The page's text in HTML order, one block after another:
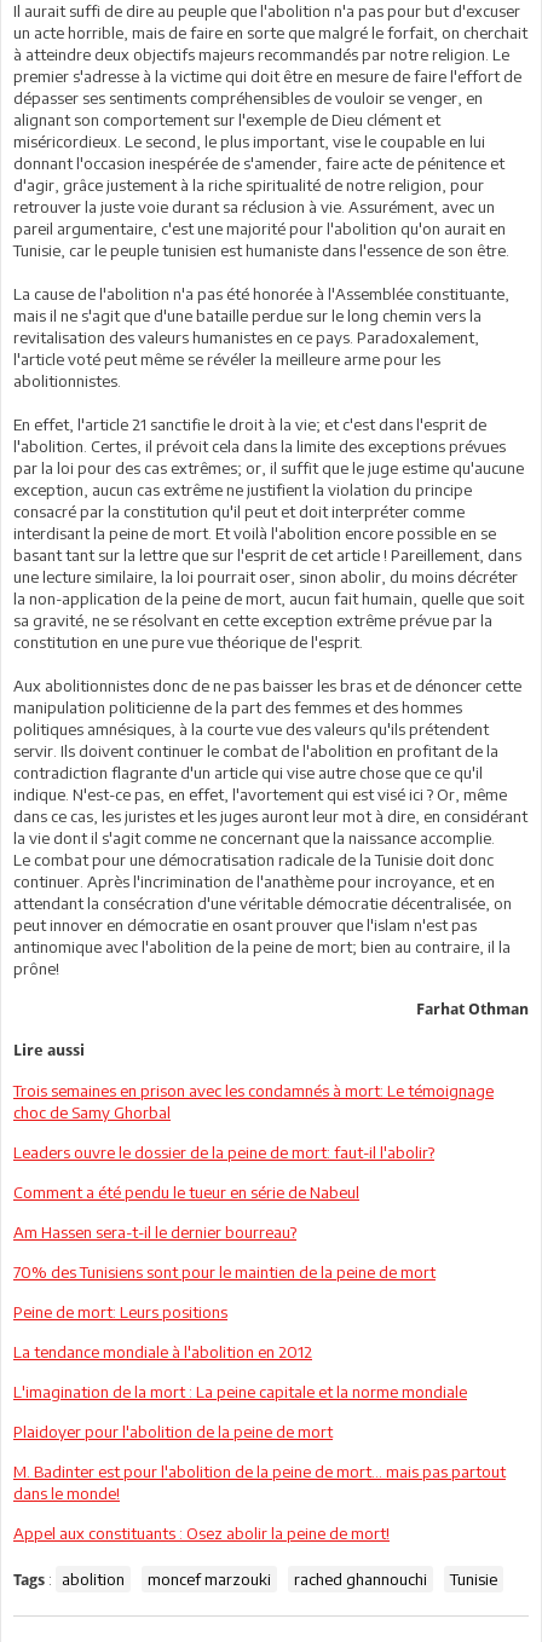
Il aurait suffi de dire au peuple que l'abolition n'a pas pour but d'excuser
un acte horrible, mais de faire en sorte que malgré le forfait, on cherchait
à atteindre deux objectifs majeurs recommandés par notre religion. Le
premier s'adresse à la victime qui doit être en mesure de faire l'effort de
dépasser ses sentiments compréhensibles de vouloir se venger, en
alignant son comportement sur l'exemple de Dieu clément et
miséricordieux. Le second, le plus important, vise le coupable en lui
donnant l'occasion inespérée de s'amender, faire acte de pénitence et
d'agir, grâce justement à la riche spiritualité de notre religion, pour
retrouver la juste voie durant sa réclusion à vie. Assurément, avec un
pareil argumentaire, c'est une majorité pour l'abolition qu'on aurait en
Tunisie, car le peuple tunisien est humaniste dans l'essence de son être.
La cause de l'abolition n'a pas été honorée à l'Assemblée constituante,
mais il ne s'agit que d'une bataille perdue sur le long chemin vers la
revitalisation des valeurs humanistes en ce pays. Paradoxalement,
l'article voté peut même se révéler la meilleure arme pour les
abolitionnistes.
En effet, l'article 21 sanctifie le droit à la vie; et c'est dans l'esprit de
l'abolition. Certes, il prévoit cela dans la limite des exceptions prévues
par la loi pour des cas extrêmes; or, il suffit que le juge estime qu'aucune
exception, aucun cas extrême ne justifient la violation du principe
consacré par la constitution qu'il peut et doit interpréter comme
interdisant la peine de mort. Et voilà l'abolition encore possible en se
basant tant sur la lettre que sur l'esprit de cet article ! Pareillement, dans
une lecture similaire, la loi pourrait oser, sinon abolir, du moins décréter
la non-application de la peine de mort, aucun fait humain, quelle que soit
sa gravité, ne se résolvant en cette exception extrême prévue par la
constitution en une pure vue théorique de l'esprit.
Aux abolitionnistes donc de ne pas baisser les bras et de dénoncer cette
manipulation politicienne de la part des femmes et des hommes
politiques amnésiques, à la courte vue des valeurs qu'ils prétendent
servir. Ils doivent continuer le combat de l'abolition en profitant de la
contradiction flagrante d'un article qui vise autre chose que ce qu'il
indique. N'est-ce pas, en effet, l'avortement qui est visé ici ? Or, même
dans ce cas, les juristes et les juges auront leur mot à dire, en considérant
la vie dont il s'agit comme ne concernant que la naissance accomplie.
Le combat pour une démocratisation radicale de la Tunisie doit donc
continuer. Après l'incrimination de l'anathème pour incroyance, et en
attendant la consécration d'une véritable démocratie décentralisée, on
peut innover en démocratie en osant prouver que l'islam n'est pas
antinomique avec l'abolition de la peine de mort; bien au contraire, il la
prône!
Farhat Othman
Lire aussi
Trois semaines en prison avec les condamnés à mort: Le témoignage
choc de Samy Ghorbal
Leaders ouvre le dossier de la peine de mort: faut-il l'abolir?
Comment a été pendu le tueur en série de Nabeul
Am Hassen sera-t-il le dernier bourreau?
70% des Tunisiens sont pour le maintien de la peine de mort
Peine de mort: Leurs positions
La tendance mondiale à l'abolition en 2012
L'imagination de la mort : La peine capitale et la norme mondiale
Plaidoyer pour l'abolition de la peine de mort
M. Badinter est pour l'abolition de la peine de mort… mais pas partout
dans le monde!
Appel aux constituants : Osez abolir la peine de mort!
Tags : abolition moncef marzouki rached ghannouchi Tunisie